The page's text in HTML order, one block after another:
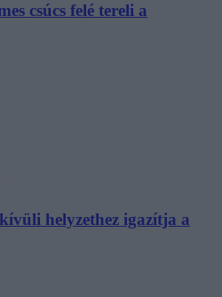
csúcs felé tereli a
helyzethez igazítja a